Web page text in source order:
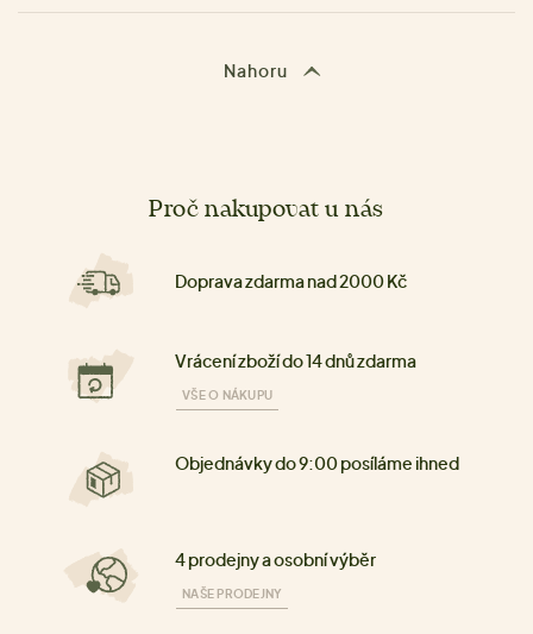
Nahoru
Proč nakupovat u nás
Doprava zdarma nad 2000 Kč
Vrácení zboží do 14 dnů zdarma
VŠE O NÁKUPU
Objednávky do 9:00 posíláme ihned
4 prodejny a osobní výběr
NAŠE PRODEJNY